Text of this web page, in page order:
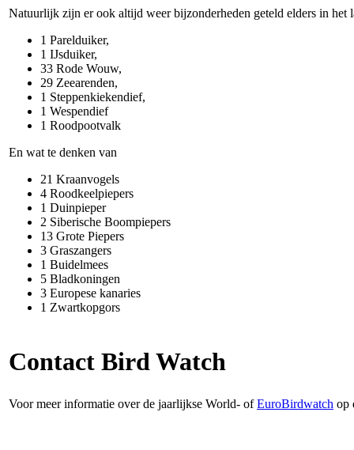
Natuurlijk zijn er ook altijd weer bijzonderheden geteld elders in het
1 Parelduiker,
1 IJsduiker,
33 Rode Wouw,
29 Zeearenden,
1 Steppenkiekendief,
1 Wespendief
1 Roodpootvalk
En wat te denken van
21 Kraanvogels
4 Roodkeelpiepers
1 Duinpieper
2 Siberische Boompiepers
13 Grote Piepers
3 Graszangers
1 Buidelmees
5 Bladkoningen
3 Europese kanaries
1 Zwartkopgors
Contact Bird Watch
Voor meer informatie over de jaarlijkse World- ofEuroBirdwatch op